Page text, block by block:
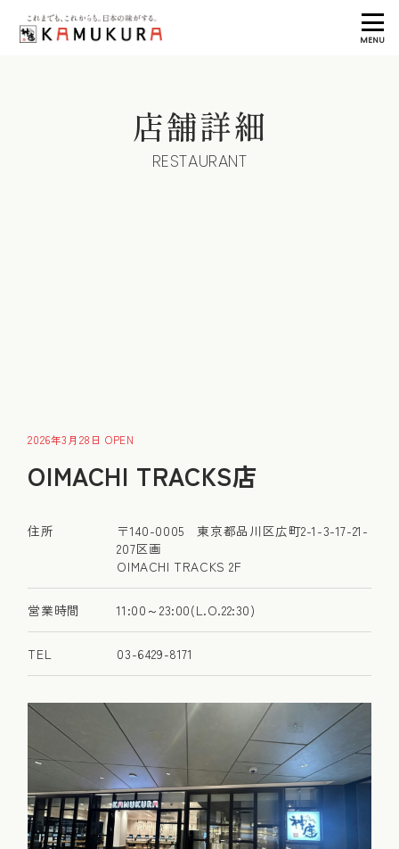
MENU
店舗詳細
RESTAURANT
2026年3月28日 OPEN
OIMACHI TRACKS店
住所
〒140-0005 東京都品川区広町2-1-3-17-21-
207区画
OIMACHI TRACKS 2F
営業時間 11:00～23:00(L.O.22:30)
TEL 03-6429-8171